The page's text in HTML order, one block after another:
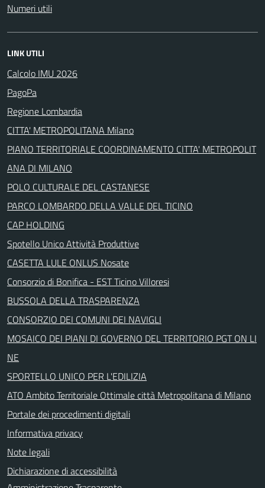
Numeri utili
LINK UTILI
Calcolo IMU 2026
PagoPa
Regione Lombardia
CITTA' METROPOLITANA Milano
PIANO TERRITORIALE COORDINAMENTO CITTA' METROPOLIT
ANA DI MILANO
POLO CULTURALE DEL CASTANESE
PARCO LOMBARDO DELLA VALLE DEL TICINO
CAP HOLDING
Spotello Unico Attività Produttive
CASETTA LULE ONLUS Nosate
Consorzio di Bonifica - EST Ticino Villoresi
BUSSOLA DELLA TRASPARENZA
CONSORZIO DEI COMUNI DEI NAVIGLI
MOSAICO DEI PIANI DI GOVERNO DEL TERRITORIO PGT ON LI
NE
SPORTELLO UNICO PER L'EDILIZIA
ATO Ambito Territoriale Ottimale città Metropolitana di Milano
Portale dei procedimenti digitali
Informativa privacy
Note legali
Dichiarazione di accessibilità